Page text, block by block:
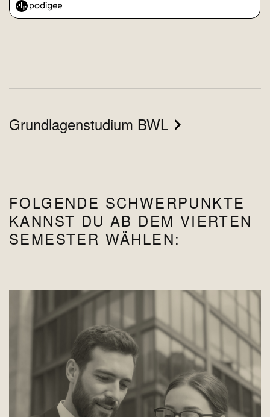
Grundlagenstudium BWL
FOLGENDE SCHWERPUNKTE
KANNST DU AB DEM VIERTEN
SEMESTER WÄHLEN: